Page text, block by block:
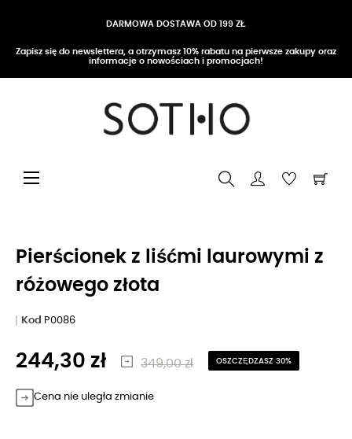
DARMOWA DOSTAWA OD 199 ZŁ
Zapisz się do newslettera, a otrzymasz 10% rabatu na pierwsze zakupy oraz
informacje o nowościach i promocjach!
Przełącz nawigację
☰
Pierścionek z liśćmi laurowymi z
różowego złota
Kod P0086
244,30 zł 349,00 zł OSZCZĘDZASZ 30%
Cena nie uległa zmianie